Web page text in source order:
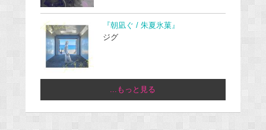
『朝凪ぐ / 朱夏氷菓』
ジグ
...もっと見る